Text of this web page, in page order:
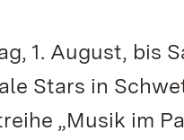
1. August, bis
Stars in
„Musik im